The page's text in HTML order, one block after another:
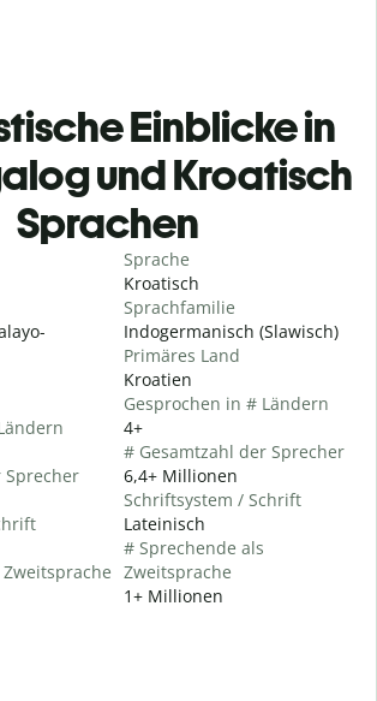
Einblicke in
und Kroatisch
Sprachen
Sprecher
Sprache
Kroatisch
Sprachfamilie
Indogermanisch (Slawisch)
Primäres Land
Kroatien
Gesprochen in # Ländern
4+
# Gesamtzahl der Sprecher
6,4+ Millionen
Schriftsystem / Schrift
Lateinisch
# Sprechende als
Zweitsprache
1+ Millionen